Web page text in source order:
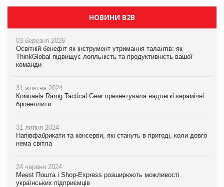
НОВИНИ B2B
03 березня 2026
Освітній бенефіт як інструмент утримання талантів: як
ThinkGlobal підвищує лояльність та продуктивність вашої
команди
31 жовтня 2024
Компанія Rarog Tactical Gear презентувала надлегкі керамічні
бронеплити
31 липня 2024
Напівфабрикати та консерви, які стануть в пригоді, коли довго
нема світла
24 червня 2024
Meest Пошта і Shop-Express розширюють можливості
українських підприємців